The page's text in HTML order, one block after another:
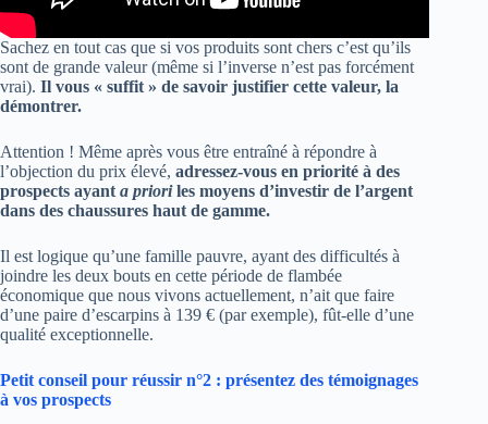
Sachez en tout cas que si vos produits sont chers c’est qu’ils
sont de grande valeur (même si l’inverse n’est pas forcément
vrai). Il vous « suffit » de savoir justifier cette valeur, la
démontrer.
Attention ! Même après vous être entraîné à répondre à
l’objection du prix élevé, adressez-vous en priorité à des
prospects ayant a prioriles moyens d’investir de l’argent
dans des chaussures haut de gamme.
Il est logique qu’une famille pauvre, ayant des difficultés à
joindre les deux bouts en cette période de flambée
économique que nous vivons actuellement, n’ait que faire
d’une paire d’escarpins à 139 € (par exemple), fût-elle d’une
qualité exceptionnelle.
Petit conseil pour réussir n°2 : présentez des témoignages
à vos prospects